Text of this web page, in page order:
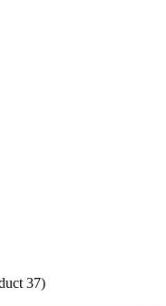
37)